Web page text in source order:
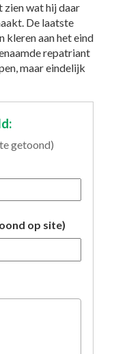
zien wat hij daar
De laatste
kleren aan het eind
repatriant
maar eindelijk
getoond)
op site)